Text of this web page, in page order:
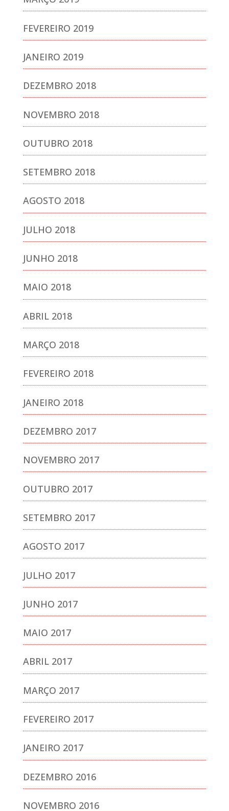
FEVEREIRO 2019
JANEIRO 2019
DEZEMBRO 2018
NOVEMBRO 2018
OUTUBRO 2018
SETEMBRO 2018
AGOSTO 2018
JULHO 2018
JUNHO 2018
MAIO 2018
ABRIL 2018
MARÇO 2018
FEVEREIRO 2018
JANEIRO 2018
DEZEMBRO 2017
NOVEMBRO 2017
OUTUBRO 2017
SETEMBRO 2017
AGOSTO 2017
JULHO 2017
JUNHO 2017
MAIO 2017
ABRIL 2017
MARÇO 2017
FEVEREIRO 2017
JANEIRO 2017
DEZEMBRO 2016
NOVEMBRO 2016